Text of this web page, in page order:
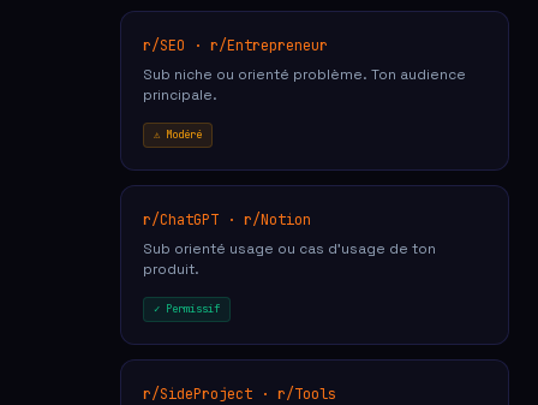
r/SEO · r/Entrepreneur
Sub niche ou orienté problème. Ton audience
principale.
⚠ Modéré
r/ChatGPT · r/Notion
Sub orienté usage ou cas d'usage de ton
produit.
✓ Permissif
r/SideProject · r/Tools